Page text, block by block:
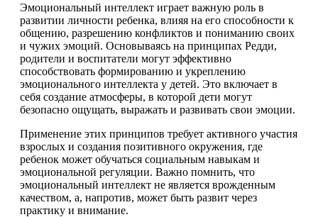
Эмоциональный интеллект играет важную роль в
развитии личности ребенка, влияя на его способности к
общению, разрешению конфликтов и пониманию своих
и чужих эмоций. Основываясь на принципах Редди,
родители и воспитатели могут эффективно
способствовать формированию и укреплению
эмоционального интеллекта у детей. Это включает в
себя создание атмосферы, в которой дети могут
безопасно ощущать, выражать и развивать свои эмоции.
Применение этих принципов требует активного участия
взрослых и создания позитивного окружения, где
ребенок может обучаться социальным навыкам и
эмоциональной регуляции. Важно помнить, что
эмоциональный интеллект не является врожденным
качеством, а, напротив, может быть развит через
практику и внимание.